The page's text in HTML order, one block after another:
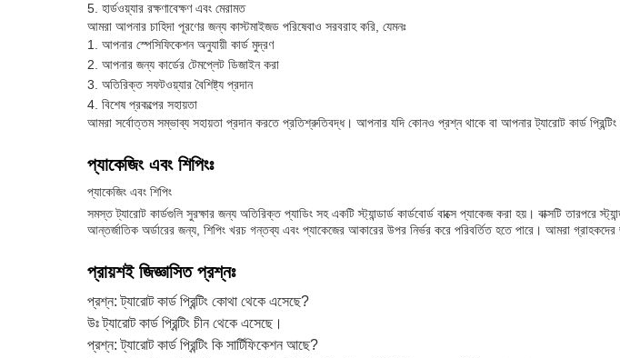
হার্ডওয়্যার রক্ষণাবেক্ষণ এবং মেরামত
আমরা আপনার চাহিদা পূরণের জন্য কাস্টমাইজড পরিষেবাও সরবরাহ করি, যেমনঃ
আপনার স্পেসিফিকেশন অনুযায়ী কার্ড মুদ্রণ
আপনার জন্য কার্ডের টেমপ্লেট ডিজাইন করা
অতিরিক্ত সফটওয়্যার বৈশিষ্ট্য প্রদান
বিশেষ প্রকল্পের সহায়তা
আমরা সর্বোত্তম সম্ভাব্য সহায়তা প্রদান করতে প্রতিশ্রুতিবদ্ধ। আপনার যদি কোনও প্রশ্ন থাকে বা আপনার ট্যারোট কার্ড
প্যাকেজিং এবং শিপিংঃ
প্যাকেজিং এবং শিপিং
সমস্ত ট্যারোট কার্ডগুলি সুরক্ষার জন্য অতিরিক্ত প্যাডিং সহ একটি স্ট্যান্ডার্ড কার্ডবোর্ড বাক্সে প্যাকেজ করা হয়। বাক্সটি তারপরে
আন্তর্জাতিক অর্ডারের জন্য, শিপিং খরচ গন্তব্য এবং প্যাকেজের আকারের উপর নির্ভর করে পরিবর্তিত হতে পারে। আমরা
প্রায়শই জিজ্ঞাসিত প্রশ্নঃ
প্রশ্ন: ট্যারোট কার্ড প্রিন্টিং কোথা থেকে এসেছে?
উঃ ট্যারোট কার্ড প্রিন্টিং চীন থেকে এসেছে।
প্রশ্ন: ট্যারোট কার্ড প্রিন্টিং কি সার্টিফিকেশন আছে?